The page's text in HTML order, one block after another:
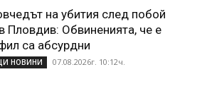
на убития след побой
Пловдив: Обвиненията, че е
са абсурдни
НОВИНИ 07.08.2026г. 10:12ч.